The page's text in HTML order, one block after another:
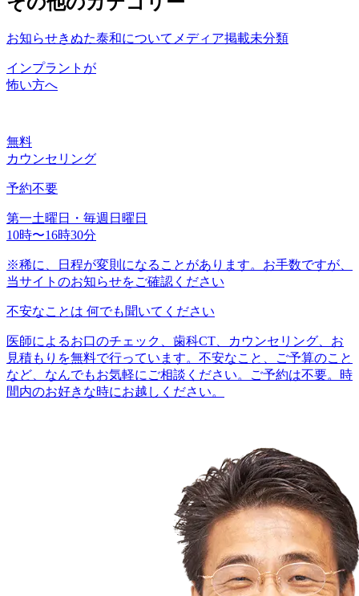
お知らせきぬた泰和について メディア掲載未分類
インプラントが
怖い方へ
無料
カウンセリング
予約不要
第一土曜日・毎週日曜日
10時〜16時30分
※稀に、日程が変則になることがあります。お手数ですが、
当サイトのお知らせをご確認ください
不安なことは 何でも聞いてください
医師によるお口のチェック、歯科CT、カウンセリング、お
見積もりを無料で行っています。不安なこと、ご予算のこと
など、なんでもお気軽にご相談ください。ご予約は不要。時
間内のお好きな時にお越しください。